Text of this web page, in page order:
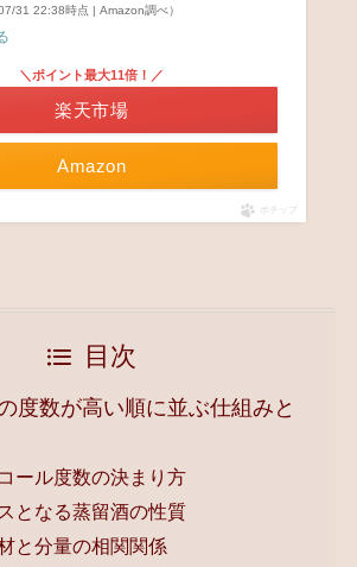
31 22:38時点 | Amazon調べ）
Amazon
＼ポイント最大11倍！／
楽天市場
ポチップ
目次
度数が高い順に並ぶ仕組みと
ール度数の決まり方
となる蒸留酒の性質
と分量の相関関係